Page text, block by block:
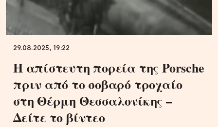
29.08.2025, 19:22
Η απίστευτη πορεία της Porsche
πριν από το σοβαρό τροχαίο
στη Θέρμη Θεσσαλονίκης –
Δείτε το βίντεο